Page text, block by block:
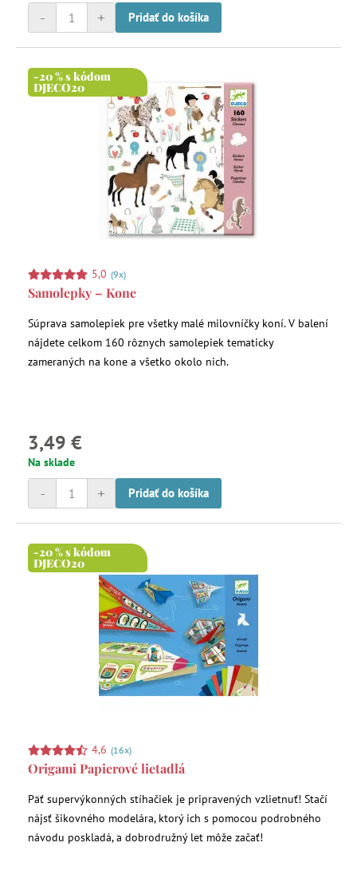
+
- Pridať do košíka
-20 % s kódom
DJECO20
5,0 (9x)
Samolepky – Kone
Súprava samolepiek pre všetky malé milovníčky koní. V balení
nájdete celkom 160 rôznych samolepiek tematicky
zameraných na kone a všetko okolo nich.
3,49 €
Na sklade
+
- Pridať do košíka
-20 % s kódom
DJECO20
4,6 (16x)
Origami Papierové lietadlá
Päť supervýkonných stíhačiek je pripravených vzlietnuť! Stačí
nájsť šikovného modelára, ktorý ich s pomocou podrobného
návodu poskladá, a dobrodružný let môže začať!